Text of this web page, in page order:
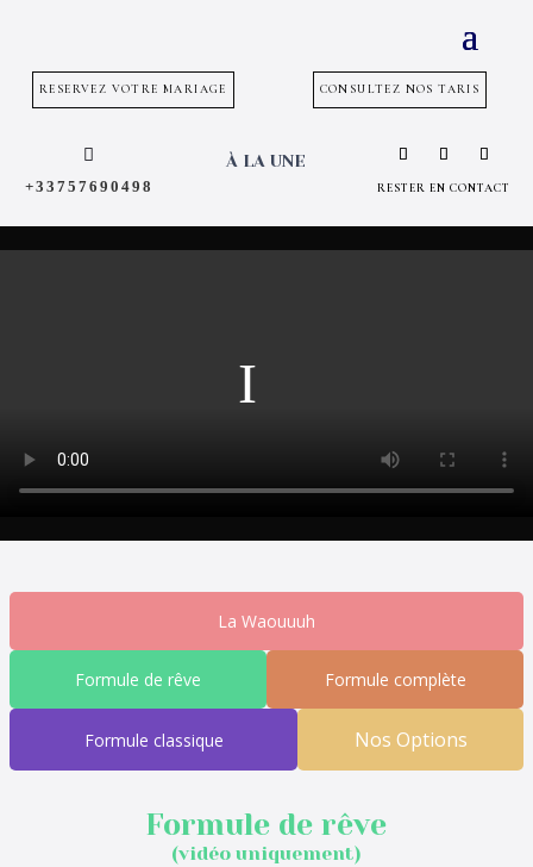
RESERVEZ VOTRE MARIAGE CONSULTEZ NOS TARIS

+33757690498
À LA UNE
RESTER EN CONTACT
La Waouuuh
Formule de rêve Formule complète
Formule classique Nos Options
Formule de rêve
(vidéo uniquement)